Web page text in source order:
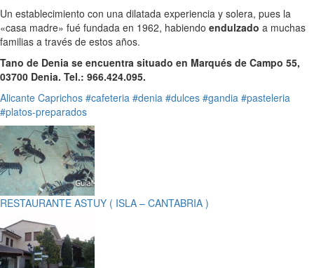
Un establecimiento con una dilatada experiencia y solera, pues la
«casa madre» fué fundada en 1962, habiendo endulzado a muchas
familias a través de estos años.
Tano de Denia se encuentra situado en Marqués de Campo 55,
03700 Denia. Tel.: 966.424.095.
Alicante Caprichos #cafeteria #denia #dulces #gandia #pasteleria
#platos-preparados
RESTAURANTE ASTUY ( ISLA – CANTABRIA )